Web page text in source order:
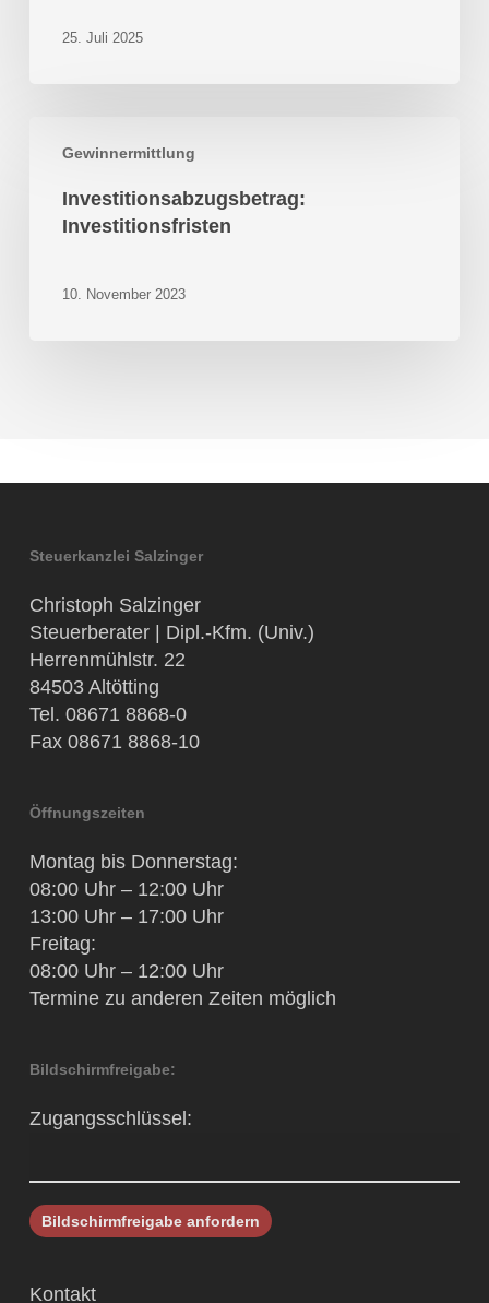
25. Juli 2025
Gewinnermittlung
Investitionsfristen
Investitionsabzugsbetrag:
Investitionsfristen
10. November 2023
Steuerkanzlei Salzinger
Christoph Salzinger
Steuerberater | Dipl.-Kfm. (Univ.)
Herrenmühlstr. 22
84503 Altötting
Tel. 08671 8868-0
Fax 08671 8868-10
Öffnungszeiten
Montag bis Donnerstag:
08:00 Uhr – 12:00 Uhr
13:00 Uhr – 17:00 Uhr
Freitag:
08:00 Uhr – 12:00 Uhr
Termine zu anderen Zeiten möglich
Bildschirmfreigabe:
Zugangsschlüssel:
Kontakt